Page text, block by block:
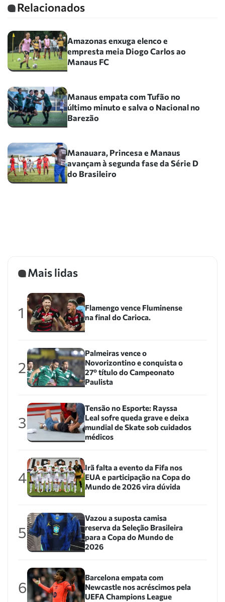
Relacionados
Amazonas enxuga elenco e
empresta meia Diogo Carlos ao
Manaus FC
Manaus empata com Tufão no
último minuto e salva o Nacional no
Barezão
Manauara, Princesa e Manaus
avançam à segunda fase da Série D
do Brasileiro
Mais lidas
1
Flamengo vence Fluminense
na final do Carioca.
2
Palmeiras vence o
Novorizontino e conquista o
27º título do Campeonato
Paulista
3
Tensão no Esporte: Rayssa
Leal sofre queda grave e deixa
mundial de Skate sob cuidados
médicos
4
Irã falta a evento da Fifa nos
EUA e participação na Copa do
Mundo de 2026 vira dúvida
5
Vazou a suposta camisa
reserva da Seleção Brasileira
para a Copa do Mundo de
2026
6
Barcelona empata com
Newcastle nos acréscimos pela
UEFA Champions League